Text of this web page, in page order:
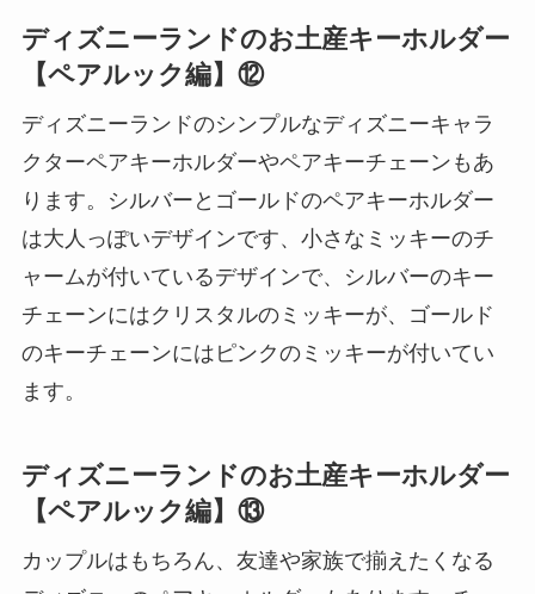
ディズニーランドのお土産キーホルダー
【ペアルック編】⑫
ディズニーランドのシンプルなディズニーキャラ
クターペアキーホルダーやペアキーチェーンもあ
ります。シルバーとゴールドのペアキーホルダー
は大人っぽいデザインです、小さなミッキーのチ
ャームが付いているデザインで、シルバーのキー
チェーンにはクリスタルのミッキーが、ゴールド
のキーチェーンにはピンクのミッキーが付いてい
ます。
ディズニーランドのお土産キーホルダー
【ペアルック編】⑬
カップルはもちろん、友達や家族で揃えたくなる